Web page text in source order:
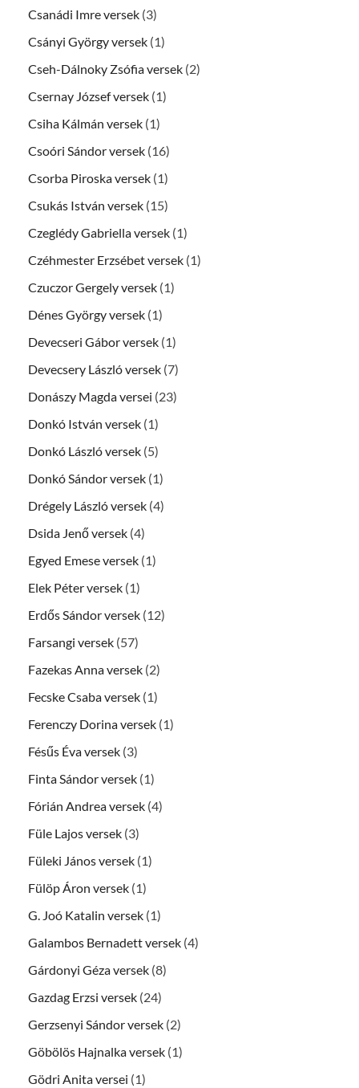
Csanádi Imre versek (3)
Csányi György versek (1)
Cseh-Dálnoky Zsófia versek (2)
Csernay József versek (1)
Csiha Kálmán versek (1)
Csoóri Sándor versek (16)
Csorba Piroska versek (1)
Csukás István versek (15)
Czeglédy Gabriella versek (1)
Czéhmester Erzsébet versek (1)
Czuczor Gergely versek (1)
Dénes György versek (1)
Devecseri Gábor versek (1)
Devecsery László versek (7)
Donászy Magda versei (23)
Donkó István versek (1)
Donkó László versek (5)
Donkó Sándor versek (1)
Drégely László versek (4)
Dsida Jenő versek (4)
Egyed Emese versek (1)
Elek Péter versek (1)
Erdős Sándor versek (12)
Farsangi versek (57)
Fazekas Anna versek (2)
Fecske Csaba versek (1)
Ferenczy Dorina versek (1)
Fésűs Éva versek (3)
Finta Sándor versek (1)
Fórián Andrea versek (4)
Füle Lajos versek (3)
Füleki János versek (1)
Fülöp Áron versek (1)
G. Joó Katalin versek (1)
Galambos Bernadett versek (4)
Gárdonyi Géza versek (8)
Gazdag Erzsi versek (24)
Gerzsenyi Sándor versek (2)
Göbölös Hajnalka versek (1)
Gödri Anita versei (1)